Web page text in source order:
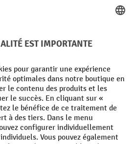
Mentions légales
Politique de cookies
costsand possible delivery charges,